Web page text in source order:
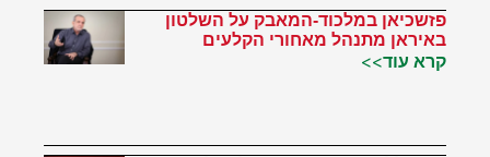
פזשכיאן במלכוד-המאבק על השלטון
באיראן מתנהל מאחורי הקלעים
קרא עוד>>